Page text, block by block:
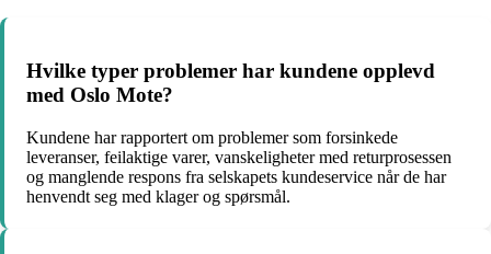
Hvilke typer problemer har kundene opplevd
med Oslo Mote?
Kundene har rapportert om problemer som forsinkede
leveranser, feilaktige varer, vanskeligheter med returprosessen
og manglende respons fra selskapets kundeservice når de har
henvendt seg med klager og spørsmål.